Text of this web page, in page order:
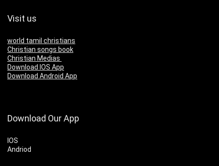
Visit us
world tamil christians
Christian songs book
Christian Medias
Download IOS App
Download Android App
Download Our App
IOS
Andriod